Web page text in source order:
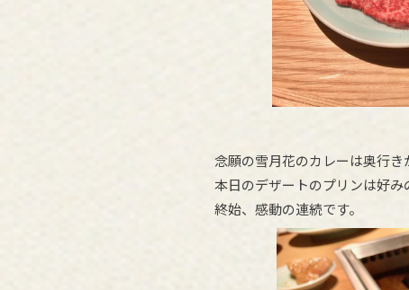
念願の雪月花のカレーは奥行き
本日のデザートのプリンは好み
終始、感動の連続です。